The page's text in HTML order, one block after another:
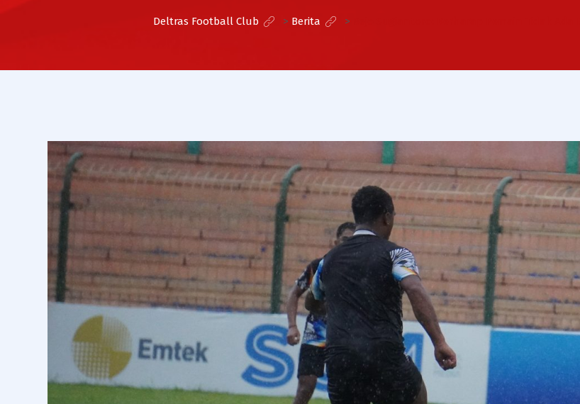
Deltras Football Club > Berita >